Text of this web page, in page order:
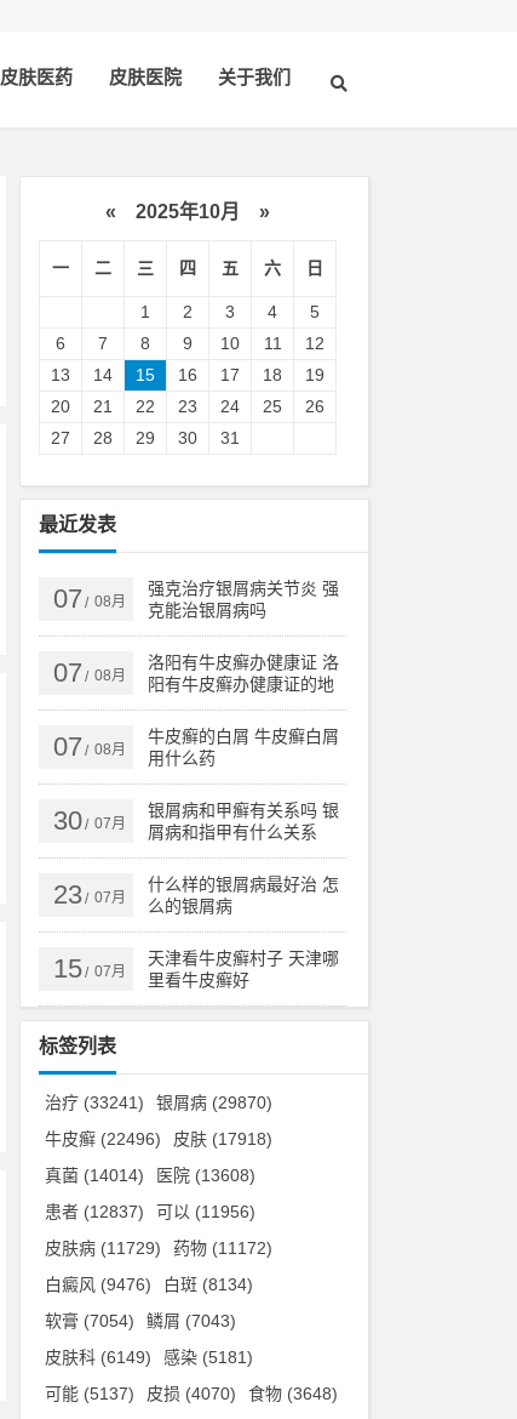
皮肤医药 皮肤医院 关于我们
« 2025年10月 »
一 二 三 四 五 六 日
1 2 3 4
5
6
7 8 9 10 11
12
13
14 15 16 17 18
19
20
21 22 23 24 25
26
27
28 29 30 31
最近发表
07 / 08月
强克治疗银屑病关节炎 强
克能治银屑病吗
07 / 08月
洛阳有牛皮癣办健康证 洛
阳有牛皮癣办健康证的地
方吗
07 / 08月
牛皮癣的白屑 牛皮癣白屑
用什么药
30/ 07月
银屑病和甲癣有关系吗 银
屑病和指甲有什么关系
23/ 07月
什么样的银屑病最好治 怎
么的银屑病
15/ 07月
天津看牛皮癣村子 天津哪
里看牛皮癣好
标签列表
治疗 (33241) 银屑病 (29870)
牛皮癣 (22496) 皮肤 (17918)
真菌 (14014) 医院 (13608)
患者 (12837) 可以 (11956)
皮肤病 (11729) 药物 (11172)
白癜风 (9476) 白斑 (8134)
软膏 (7054) 鳞屑 (7043)
皮肤科 (6149) 感染 (5181)
可能 (5137) 皮损 (4070) 食物 (3648)